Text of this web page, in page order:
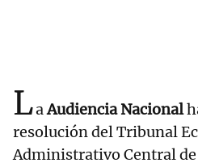
LaAudiencia Nacional
resolución del Tribunal
Administrativo Central de